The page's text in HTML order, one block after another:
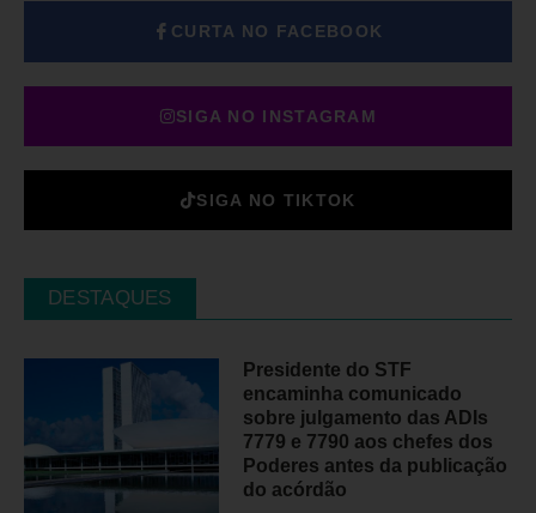
CURTA NO FACEBOOK
SIGA NO INSTAGRAM
SIGA NO TIKTOK
DESTAQUES
Presidente do STF
encaminha comunicado
sobre julgamento das ADIs
7779 e 7790 aos chefes dos
Poderes antes da publicação
do acórdão